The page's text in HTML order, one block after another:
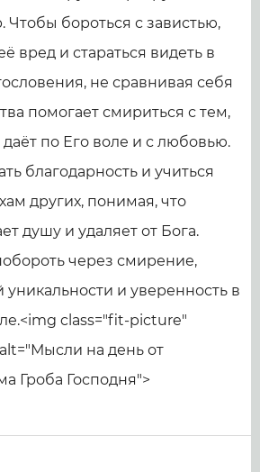
бороться с завистью,
вред и стараться видеть в
не сравнивая себя
помогает смириться с тем,
по Его воле и с любовью.
благодарность и учиться
других, понимая, что
душу и удаляет от Бога.
через смирение,
уникальности и уверенность в
class="fit-picture"
на день от
Гроба Господня">